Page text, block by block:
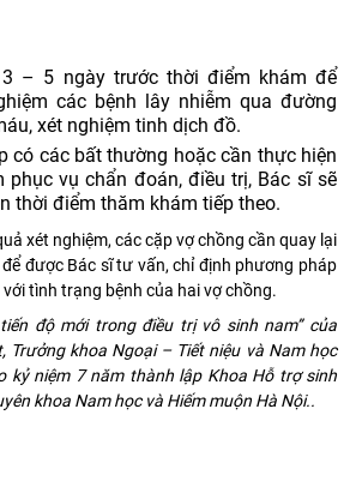
– 5 ngày trước thời điểm khám để
các bệnh lây nhiễm qua đường
xét nghiệm tinh dịch đồ.
có các bất thường hoặc cần thực hiện
phục vụ chẩn đoán, điều trị, Bác sĩ sẽ
thời điểm thăm khám tiếp theo.
xét nghiệm, các cặp vợ chồng cần quay lại
được Bác sĩ tư vấn, chỉ định phương pháp
tình trạng bệnh của hai vợ chồng.
độ mới trong điều trị vô sinh nam” của
Trưởng khoa Ngoại – Tiết niệu và Nam học
kỷ niệm 7 năm thành lập Khoa Hỗ trợ sinh
khoa Nam học và Hiếm muộn Hà Nội..